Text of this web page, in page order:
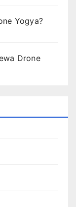
Yogya?
Drone